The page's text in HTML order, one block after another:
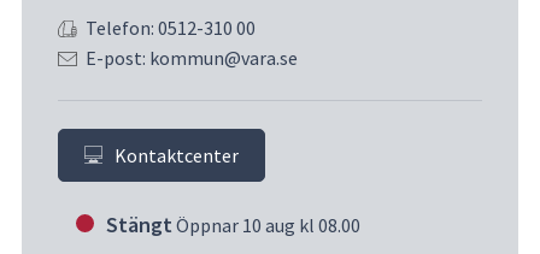
Telefon: 0512-310 00
E-post: kommun@vara.se
Kontaktcenter
Stängt Öppnar 10 aug kl 08.00